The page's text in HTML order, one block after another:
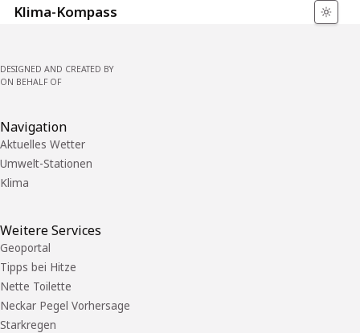
Klima-Kompass
DESIGNED AND CREATED BY
ON BEHALF OF
Navigation
Aktuelles Wetter
Umwelt-Stationen
Klima
Weitere Services
Geoportal
Tipps bei Hitze
Nette Toilette
Neckar Pegel Vorhersage
Starkregen